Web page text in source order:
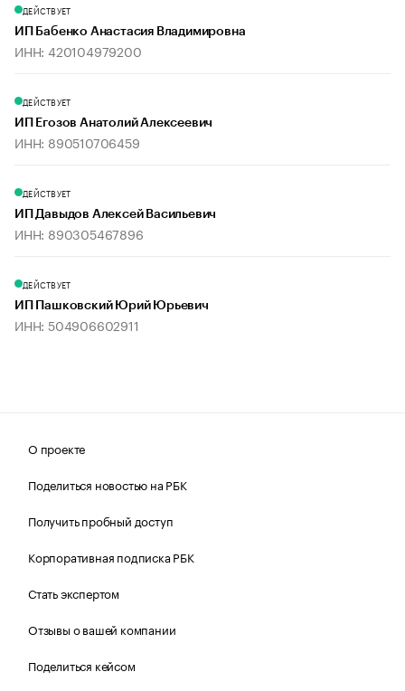
ДЕЙСТВУЕТ
ИП Бабенко Анастасия Владимировна
ИНН: 420104979200
ДЕЙСТВУЕТ
ИП Егозов Анатолий Алексеевич
ИНН: 890510706459
ДЕЙСТВУЕТ
ИП Давыдов Алексей Васильевич
ИНН: 890305467896
ДЕЙСТВУЕТ
ИП Пашковский Юрий Юрьевич
ИНН: 504906602911
О проекте
Поделиться новостью на РБК
Получить пробный доступ
Корпоративная подписка РБК
Стать экспертом
Отзывы о вашей компании
Поделиться кейсом